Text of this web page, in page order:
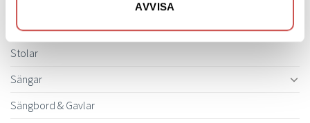
AVVISA
Skänkar & Sideboards
Stolar
Sängar
Sängbord & Gavlar